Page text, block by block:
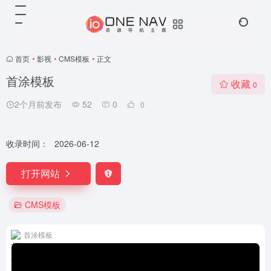
首页 • 影视 • CMS模板 • 正文
首涂模板
2个月前发布 52 0 0
收藏 0
收录时间： 2026-06-12
打开网站
CMS模板
首涂模板